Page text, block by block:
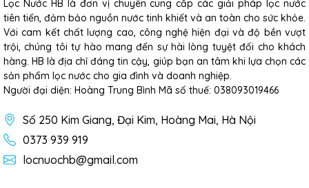
Lọc Nước HB là đơn vị chuyên cung cấp các giải pháp lọc nước
tiên tiến, đảm bảo nguồn nước tinh khiết và an toàn cho sức khỏe.
Với cam kết chất lượng cao, công nghệ hiện đại và độ bền vượt
trội, chúng tôi tự hào mang đến sự hài lòng tuyệt đối cho khách
hàng. HB là địa chỉ đáng tin cậy, giúp bạn an tâm khi lựa chọn các
sản phẩm lọc nước cho gia đình và doanh nghiệp.
Người đại diện: Hoàng Trung Bình Mã số thuế: 038093019466
Số 250 Kim Giang, Đại Kim, Hoàng Mai, Hà Nội
0373 939 919
locnuochb@gmail.com